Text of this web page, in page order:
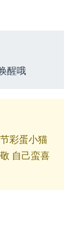
醒哦
彩蛋小猫
自己蛮喜